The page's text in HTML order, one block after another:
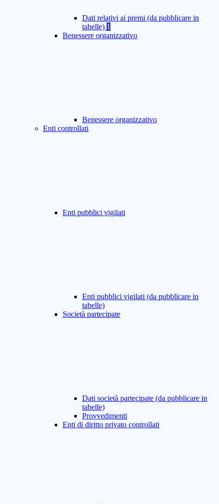
Dati relativi ai premi (da pubblicare in
tabelle) 1
Benessere organizzativo
Benessere organizzativo
Enti controllati
Enti pubblici vigilati
Enti pubblici vigilati (da pubblicare in
tabelle)
Società partecipate
Dati società partecipate (da pubblicare in
tabelle)
Provvedimenti
Enti di diritto privato controllati